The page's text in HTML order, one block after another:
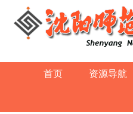
首页 资源导航